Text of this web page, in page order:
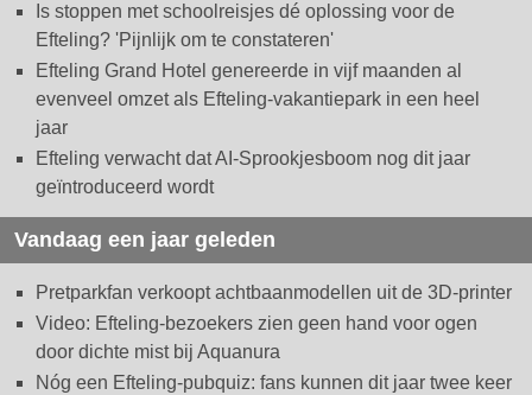
Is stoppen met schoolreisjes dé oplossing voor de
Efteling? 'Pijnlijk om te constateren'
Efteling Grand Hotel genereerde in vijf maanden al
evenveel omzet als Efteling-vakantiepark in een heel
jaar
Efteling verwacht dat AI-Sprookjesboom nog dit jaar
geïntroduceerd wordt
Vandaag een jaar geleden
Pretparkfan verkoopt achtbaanmodellen uit de 3D-printer
Video: Efteling-bezoekers zien geen hand voor ogen
door dichte mist bij Aquanura
Nóg een Efteling-pubquiz: fans kunnen dit jaar twee keer